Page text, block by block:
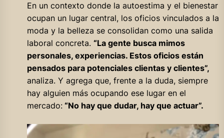
En un contexto donde la autoestima y el bienestar
ocupan un lugar central, los oficios vinculados a la
moda y la belleza se consolidan como una salida
laboral concreta. “La gente busca mimos
personales, experiencias. Estos oficios están
pensados para potenciales clientas y clientes”,
analiza. Y agrega que, frente a la duda, siempre
hay alguien más ocupando ese lugar en el
mercado:“No hay que dudar, hay que actuar”.